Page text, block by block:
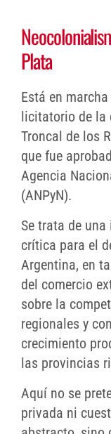
Plata
Está en
licitatorio de la
Troncal de los
que fue
Agencia
(ANPyN).
Se trata de
crítica para el
Argentina, en
del comercio
sobre la
regionales y
crecimiento
las provincias
Aquí no se
privada ni